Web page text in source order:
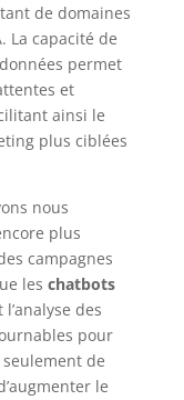
de domaines
La capacité de
permet
et
ainsi le
plus ciblées
nous
plus
campagnes
les chatbots
des
pour
de
le